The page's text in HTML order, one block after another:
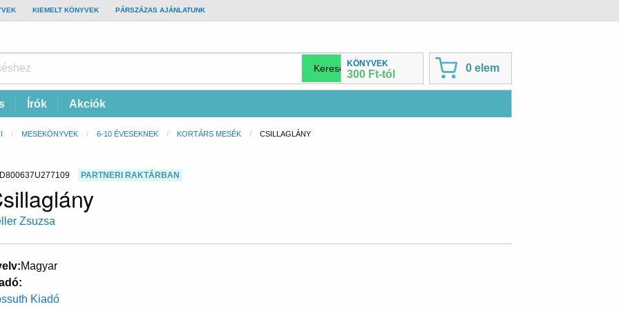
KIEMELT KÖNYVEK PÁRSZÁZAS AJÁNLATUNK
KÖNYVEK
300 Ft-tól
0 elem
Írók Akciók
MESEKÖNYVEK 6-10 ÉVESEKNEK KORTÁRS MESÉK CURRENT:
CSILLAGLÁNY
PARTNERI RAKTÁRBAN
Zsuzsa
Magyar
Kiadó